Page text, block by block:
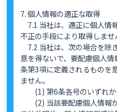
7. 個人情報の適正な取得
7.1 当社は、適正に個人情
不正の手段により取得しませ
7.2 当社は、次の場合を除
意を得ないで、要配慮個人
条第3項に定義されるものを
ません。
(1) 第6条各号のいずれか
(2) 当該要配慮個人情報